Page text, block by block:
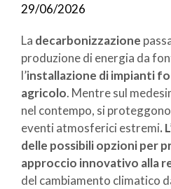
29/06/2026
La decarbonizzazione
produzione di energia da
l’installazione di impianti
agricolo. Mentre sul
nel contempo, si
eventi atmosferici estremi.
delle possibili opzioni per
approccio innovativo alla
del cambiamento climatico